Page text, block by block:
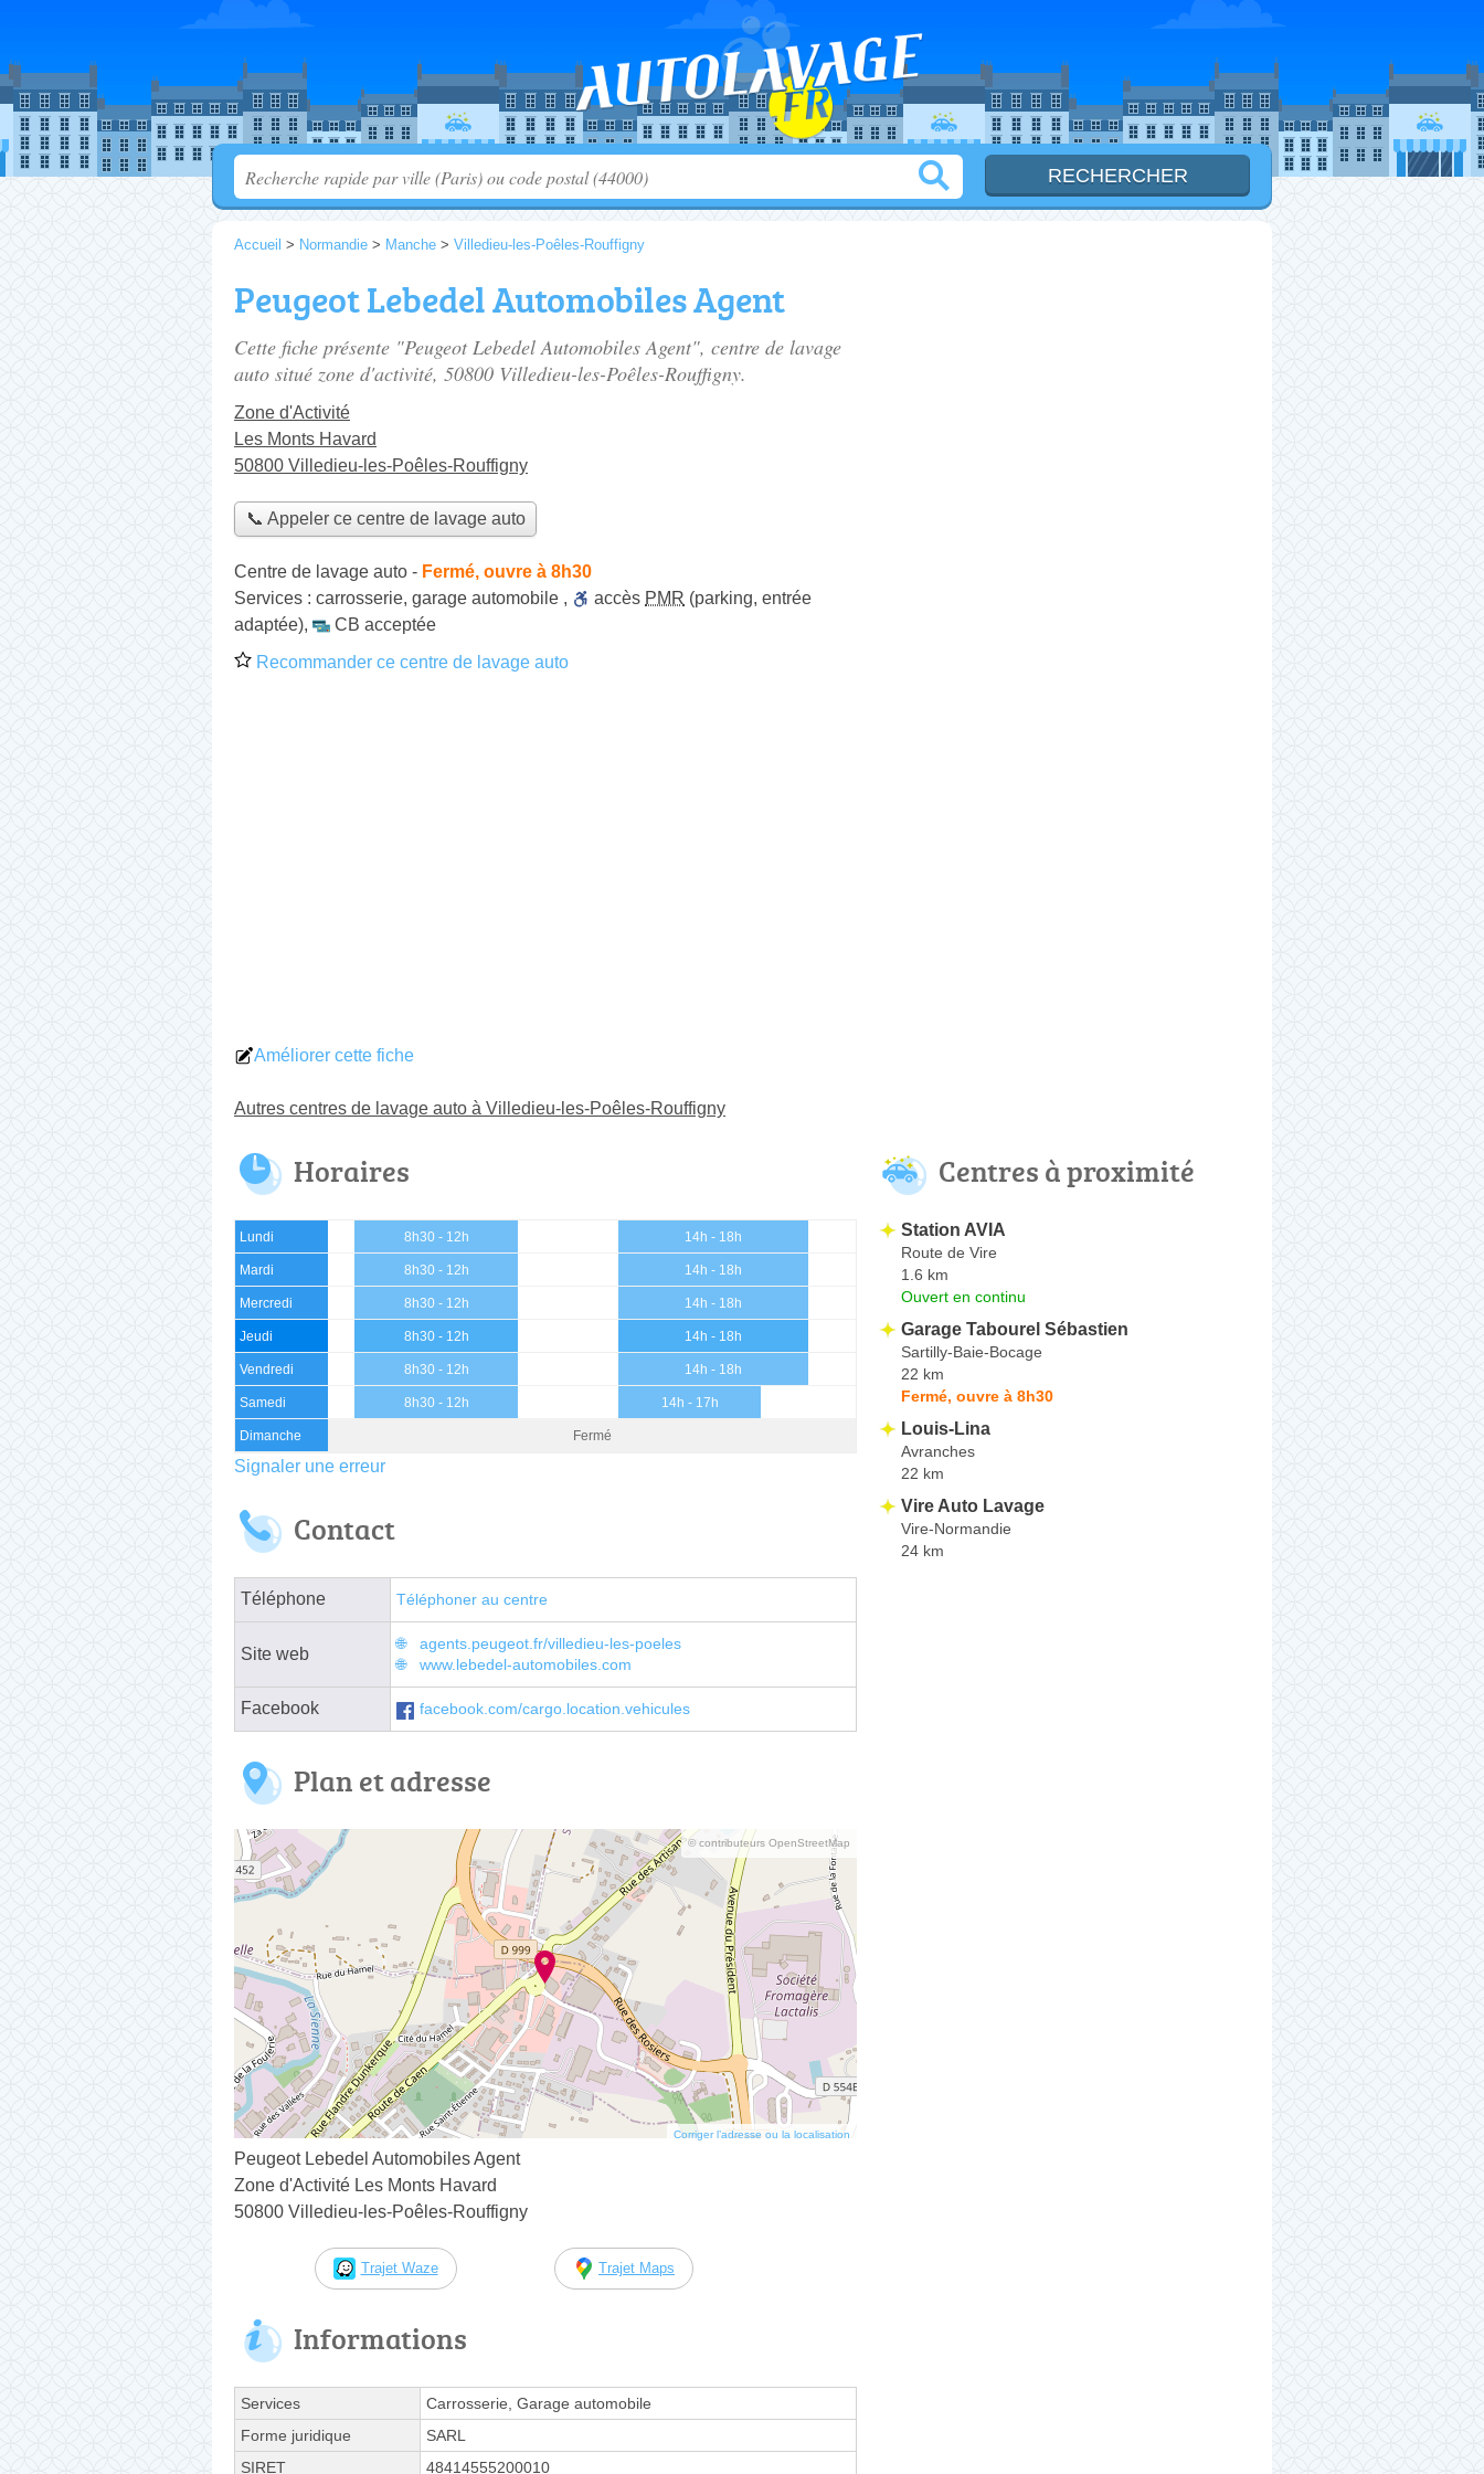
Accueil > Normandie > Manche > Villedieu-les-Poêles-Rouffigny
Peugeot Lebedel Automobiles Agent
Cette fiche présente "Peugeot Lebedel Automobiles Agent", centre de lavage
auto situé zone d'activité, 50800 Villedieu-les-Poêles-Rouffigny.
Zone d'Activité
Les Monts Havard
50800 Villedieu-les-Poêles-Rouffigny
📞 Appeler ce centre de lavage auto
Centre de lavage auto - Fermé, ouvre à 8h30
Services : carrosserie, garage automobile , accès PMR (parking, entrée
adaptée),
CB acceptée
Recommander ce centre de lavage auto
Améliorer cette fiche
Autres centres de lavage auto à Villedieu-les-Poêles-Rouffigny
Horaires
Lundi 8h30 - 12h 14h - 18h
Mardi 8h30 - 12h 14h - 18h
Mercredi 8h30 - 12h 14h - 18h
Jeudi 8h30 - 12h 14h - 18h
Vendredi 8h30 - 12h 14h - 18h
Samedi 8h30 - 12h 14h - 17h
Dimanche Fermé
Signaler une erreur
Contact
Téléphone Téléphoner au centre
Site web
agents.peugeot.fr/villedieu-les-poeles
www.lebedel-automobiles.com
Facebook facebook.com/cargo.location.vehicules
Plan et adresse
© contributeurs OpenStreetMap
Corriger l’adresse ou la localisation
Peugeot Lebedel Automobiles Agent
Zone d'Activité Les Monts Havard
50800 Villedieu-les-Poêles-Rouffigny
Trajet Waze Trajet Maps
Informations
Services
Carrosserie, Garage automobile
Forme juridique
SARL
SIRET
48414555200010
Centres à proximité
Station AVIA
Route de Vire
1.6 km
Ouvert en continu
Garage Tabourel Sébastien
Sartilly-Baie-Bocage
22 km
Fermé, ouvre à 8h30
Louis-Lina
Avranches
22 km
Vire Auto Lavage
Vire-Normandie
24 km